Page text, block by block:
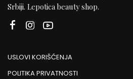
Srbiji. Lepotica beauty shop.
USLOVI KORIŠĆENJA
POLITIKA PRIVATNOSTI